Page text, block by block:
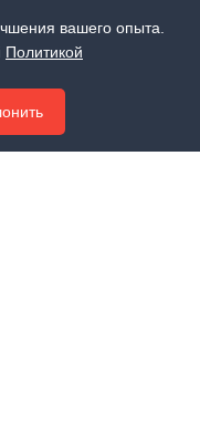
вашего опыта.
Политикой